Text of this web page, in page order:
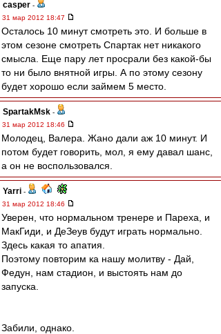
casper -
31 мар 2012 18:47
Осталось 10 минут смотреть это. И больше в
этом сезоне смотреть Спартак нет никакого
смысла. Еще пару лет просрали без какой-бы
то ни было внятной игры. А по этому сезону
будет хорошо если займем 5 место.
SpartakMsk -
31 мар 2012 18:46
Молодец, Валера. Жано дали аж 10 минут. И
потом будет говорить, мол, я ему давал шанс,
а он не воспользовался.
Yarri -
31 мар 2012 18:46
Уверен, что нормальном тренере и Пареха, и
МакГиди, и ДеЗеув будут играть нормально.
Здесь какая то апатия.
Поэтому повторим ка нашу молитву - Дай,
Федун, нам стадион, и выстоять нам до
запуска.
Забили, однако.